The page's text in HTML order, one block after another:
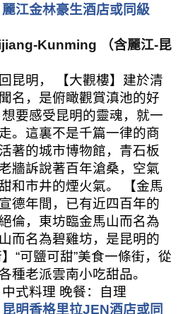
江金林豪生酒店或同級
Kunming （含麗江-昆
昆明， 【大觀樓】建於清
名，是俯瞰觀賞滇池的好
要感受昆明的靈魂，就一
。這裏不是千篇一律的商
著的城市博物館，青石板
牆訴說著百年滄桑，空氣
和市井的煙火氣。 【金馬
德年間，已有近四百年的
倫，東坊臨金馬山而名為
而名為碧雞坊，是昆明的
“可鹽可甜”美食一條街，從
種老派雲南小吃甜品。
式料理 晚餐：自理
明香格里拉JEN酒店或同